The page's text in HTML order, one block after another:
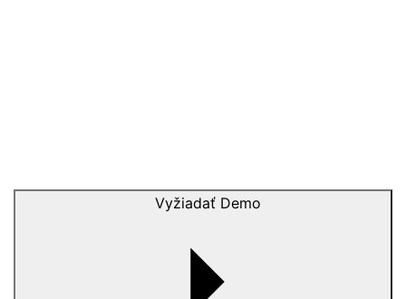
Vyžiadať Demo